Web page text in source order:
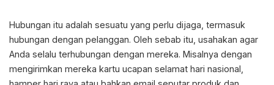
Hubungan itu adalah sesuatu yang perlu dijaga, termasuk
hubungan dengan pelanggan. Oleh sebab itu, usahakan agar
Anda selalu terhubungan dengan mereka. Misalnya dengan
mengirimkan mereka kartu ucapan selamat hari nasional,